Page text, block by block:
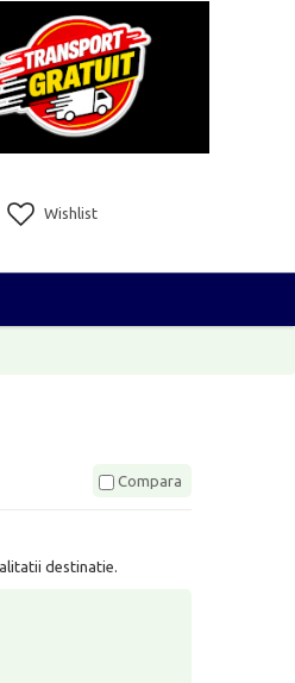
Wishlist
Compara
destinatie.